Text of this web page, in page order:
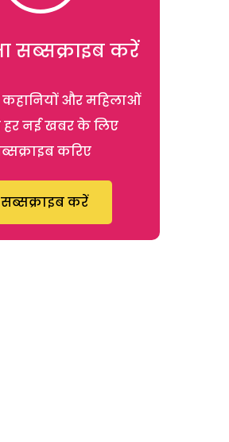
सब्सक्राइब करें
और महिलाओं
हर नई खबर के लिए
करिए
सब्सक्राइब करें